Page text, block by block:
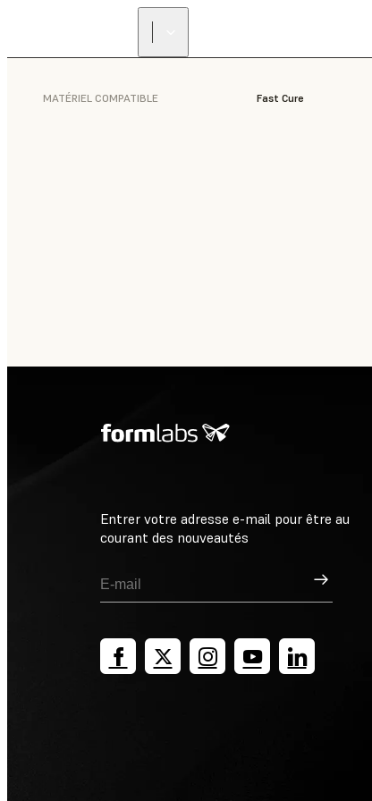
MATÉRIEL COMPATIBLE Fast Cure
Entrer votre adresse e-mail pour être au
courant des nouveautés
Inscription